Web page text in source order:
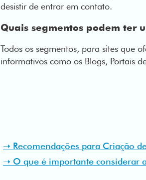
desistir de entrar em contato.
Quais segmentos podem ter
Todos os segmentos, para sites que
informativos como os Blogs, Portais
➝ Recomendações para Criação
➝ O que é importante considerar